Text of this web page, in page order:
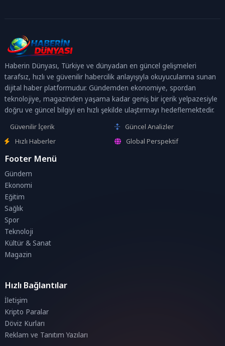
Haberin Dünyası, Türkiye ve dünyadan en güncel gelişmeleri
tarafsız, hızlı ve güvenilir habercilik anlayışıyla okuyucularına sunan
dijital haber platformudur. Gündemden ekonomiye, spordan
teknolojiye, magazinden yaşama kadar geniş bir içerik yelpazesiyle
doğru ve güncel bilgiyi en hızlı şekilde ulaştırmayı hedeflemektedir.
Güvenilir İçerik
Güncel Analizler
Hızlı Haberler
Global Perspektif
Footer Menü
Gündem
Ekonomi
Eğitim
Sağlık
Spor
Teknoloji
Kültür & Sanat
Magazin
Hızlı Bağlantılar
İletişim
Kripto Paralar
Döviz Kurları
Reklam ve Tanıtım Yazıları